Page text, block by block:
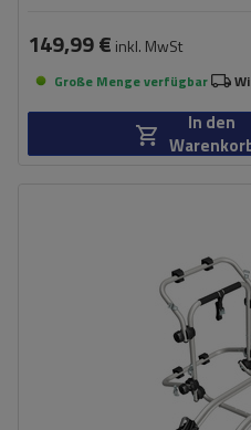
149,99 € inkl. MwSt
Große Menge verfügbar
In den
kompatibel mit Elektrofahrrädern